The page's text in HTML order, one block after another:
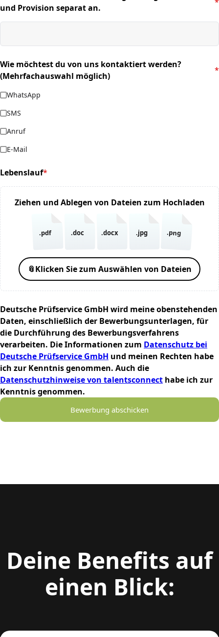
und Provision separat an.
(required)
Wie möchtest du von uns kontaktiert werden?
(Mehrfachauswahl möglich)
*
(required)
WhatsApp
SMS
Anruf
E-Mail
Lebenslauf*
(required)
Ziehen und Ablegen von Dateien zum Hochladen
.pdf .doc .docx .jpg .png
📎Klicken Sie zum Auswählen von Dateien
Deutsche Prüfservice GmbH wird meine obenstehenden
Daten, einschließlich der Bewerbungsunterlagen, für
die Durchführung des Bewerbungsverfahrens
verarbeiten. Die Informationen zum Datenschutz bei
Deutsche Prüfservice GmbH und meinen Rechten habe
ich zur Kenntnis genommen. Auch die
Datenschutzhinweise von talentsconnect habe ich zur
Kenntnis genommen.
Bewerbung abschicken
Deine Benefits auf
einen Blick: